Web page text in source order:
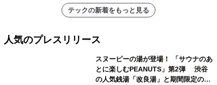
アーティストを フィーチャーしたアニ
メーションを公開～
テックの新着をもっと見る
人気のプレスリリース
スヌーピーの湯が登場！ 「サウナのあ
とに楽しむPEANUTS」第2弾 渋谷
の人気銭湯「改良湯」と期間限定のコ